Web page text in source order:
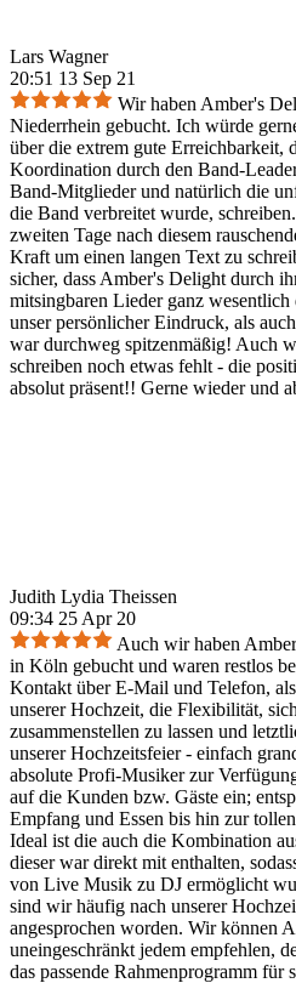
Lars Wagner
20:51 13 Sep 21
Wir haben Amber's
Niederrhein gebucht. Ich würde
über die extrem gute Erreichbarkeit,
Koordination durch den Band-
Band-Mitglieder und natürlich die
die Band verbreitet wurde,
zweiten Tage nach diesem
Kraft um einen langen Text zu
sicher, dass Amber's Delight durch
mitsingbaren Lieder ganz wesentlich
unser persönlicher Eindruck, als
war durchweg spitzenmäßig! Auch
schreiben noch etwas fehlt - die
absolut präsent!! Gerne wieder und
Judith Lydia Theissen
09:34 25 Apr 20
Auch wir haben
in Köln gebucht und waren restlos
Kontakt über E-Mail und Telefon,
unserer Hochzeit, die Flexibilität,
zusammenstellen zu lassen und
unserer Hochzeitsfeier - einfach
absolute Profi-Musiker zur
auf die Kunden bzw. Gäste ein;
Empfang und Essen bis hin zur
Ideal ist die auch die Kombination
dieser war direkt mit enthalten,
von Live Musik zu DJ ermöglicht
sind wir häufig nach unserer
angesprochen worden. Wir können
uneingeschränkt jedem empfehlen,
das passende Rahmenprogramm für